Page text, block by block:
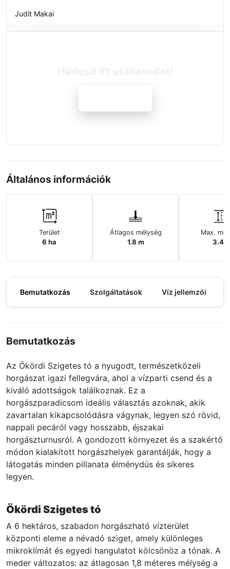
Judit Makai
Általános információk
Terület
6 ha
Átlagos mélység
1.8 m
Max.
3.4
Bemutatkozás Szolgáltatások Víz jellemzői
Bemutatkozás
Az Ökördi Szigetes tó a nyugodt, természetközeli
horgászat igazi fellegvára, ahol a vízparti csend és a
kiváló adottságok találkoznak. Ez a
horgászparadicsom ideális választás azoknak, akik
zavartalan kikapcsolódásra vágynak, legyen szó rövid,
nappali pecáról vagy hosszabb, éjszakai
horgászturnusról. A gondozott környezet és a szakértő
módon kialakított horgászhelyek garantálják, hogy a
látogatás minden pillanata élménydús és sikeres
legyen.
Ökördi Szigetes tó
A 6 hektáros, szabadon horgászható vízterület
központi eleme a névadó sziget, amely különleges
mikroklímát és egyedi hangulatot kölcsönöz a tónak. A
meder változatos: az átlagosan 1,8 méteres mélység a